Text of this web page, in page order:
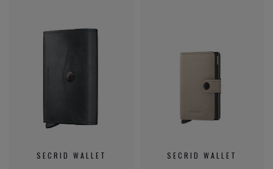
SECRID WALLET SECRID WALLET